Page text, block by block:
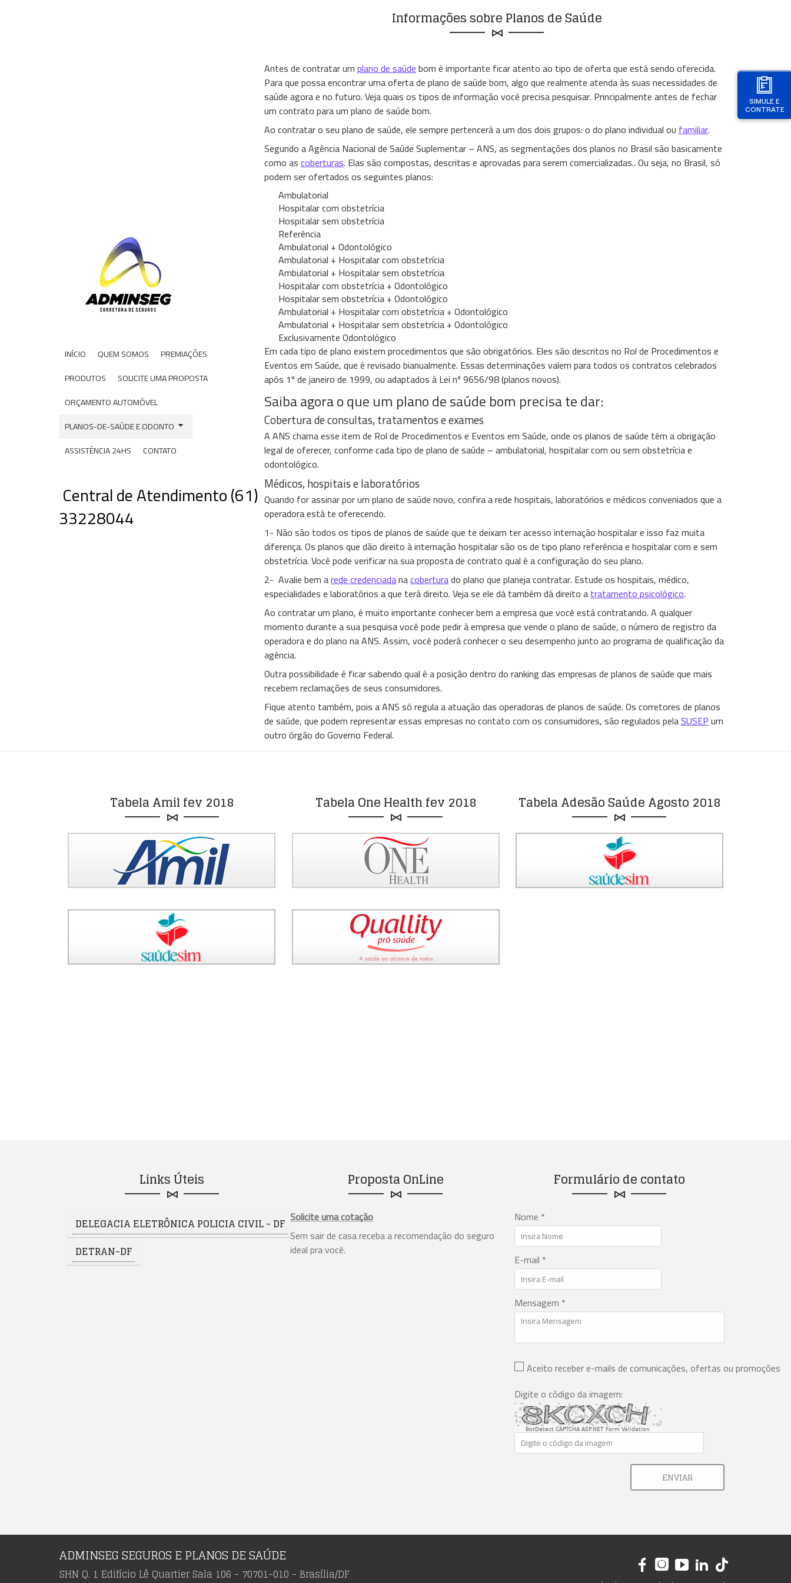
SIMULE E
CONTRATE
INÍCIO QUEM SOMOS
PREMIAÇÕES
PRODUTOS
SOLICITE UMA PROPOSTA
ORÇAMENTO AUTOMÓVEL
PLANOS-DE-SAÚDE E ODONTO
ASSISTÊNCIA 24HS
CONTATO
Central de Atendimento (61)
33228044
Informações sobre Planos de Saúde
Antes de contratar umplano de saúdebom é importante ficar atento ao tipo de oferta que está sendo oferecida.
Para que possa encontrar uma oferta de plano de saúde bom, algo que realmente atenda às suas necessidades de
saúde agora e no futuro. Veja quais os tipos de informação você precisa pesquisar. Principalmente antes de fechar
um contrato para um plano de saúde bom.
Ao contratar o seu plano de saúde, ele sempre pertencerá a um dos dois grupos: o do plano individual oufamiliar.
Segundo a Agência Nacional de Saúde Suplementar – ANS, as segmentações dos planos no Brasil são basicamente
como ascoberturas. Elas são compostas, descritas e aprovadas para serem comercializadas.. Ou seja, no Brasil, só
podem ser ofertados os seguintes planos:
Ambulatorial
Hospitalar com obstetrícia
Hospitalar sem obstetrícia
Referência
Ambulatorial + Odontológico
Ambulatorial + Hospitalar com obstetrícia
Ambulatorial + Hospitalar sem obstetrícia
Hospitalar com obstetrícia + Odontológico
Hospitalar sem obstetrícia + Odontológico
Ambulatorial + Hospitalar com obstetrícia + Odontológico
Ambulatorial + Hospitalar sem obstetrícia + Odontológico
Exclusivamente Odontológico
Em cada tipo de plano existem procedimentos que são obrigatórios. Eles são descritos no Rol de Procedimentos e
Eventos em Saúde, que é revisado bianualmente. Essas determinações valem para todos os contratos celebrados
após 1º de janeiro de 1999, ou adaptados à Lei nº 9656/98 (planos novos).
Saiba agora o que um plano de saúde bom precisa te dar:
Cobertura de consultas, tratamentos e exames
A ANS chama esse item de Rol de Procedimentos e Eventos em Saúde, onde os planos de saúde têm a obrigação
legal de oferecer, conforme cada tipo de plano de saúde – ambulatorial, hospitalar com ou sem obstetrícia e
odontológico.
Médicos, hospitais e laboratórios
Quando for assinar por um plano de saúde novo, confira a rede hospitais, laboratórios e médicos conveniados que a
operadora está te oferecendo.
1- Não são todos os tipos de planos de saúde que te deixam ter acesso internação hospitalar e isso faz muita
diferença. Os planos que dão direito à internação hospitalar são os de tipo plano referência e hospitalar com e sem
obstetrícia. Você pode verificar na sua proposta de contrato qual é a configuração do seu plano.
2- Avalie bem arede credenciadanacoberturado plano que planeja contratar. Estude os hospitais, médico,
especialidades e laboratórios a que terá direito. Veja se ele dá também dá direito atratamento psicológico.
Ao contratar um plano, é muito importante conhecer bem a empresa que você está contratando. A qualquer
momento durante a sua pesquisa você pode pedir à empresa que vende o plano de saúde, o número de registro da
operadora e do plano na ANS. Assim, você poderá conhecer o seu desempenho junto ao programa de qualificação da
agência.
Outra possibilidade é ficar sabendo qual é a posição dentro do ranking das empresas de planos de saúde que mais
recebem reclamações de seus consumidores.
Fique atento também, pois a ANS só regula a atuação das operadoras de planos de saúde. Os corretores de planos
de saúde, que podem representar essas empresas no contato com os consumidores, são regulados pelaSUSEPum
outro órgão do Governo Federal.
Tabela Amil fev 2018 Tabela One Health fev 2018 Tabela Adesão Saúde Agosto 2018
Links Úteis
DELEGACIA ELETRÔNICA POLICIA CIVIL - DF
DETRAN-DF
Proposta OnLine
Solicite uma cotação
Sem sair de casa receba a recomendação do seguro
ideal pra você.
Formulário de contato
Nome *
E-mail *
Mensagem *
Aceito receber e-mails de comunicações, ofertas ou promoções
Digite o código da imagem:
BotDetect CAPTCHA ASP.NET Form Validation
ENVIAR
ADMINSEG SEGUROS E PLANOS DE SAÚDE
SHN Q. 1 Edifício Lê Quartier Sala 106 - 70701-010 - Brasília/DF